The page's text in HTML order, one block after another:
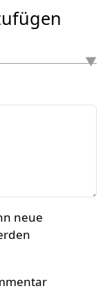
neue